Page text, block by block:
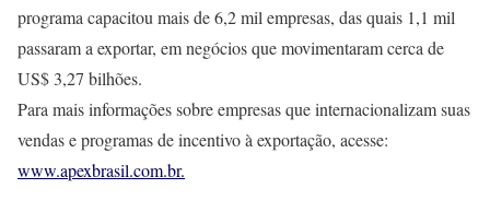
programa capacitou mais de 6,2 mil empresas, das quais 1,1 mil
passaram a exportar, em negócios que movimentaram cerca de
US$ 3,27 bilhões.
Para mais informações sobre empresas que internacionalizam suas
vendas e programas de incentivo à exportação, acesse:
www.apexbrasil.com.br.